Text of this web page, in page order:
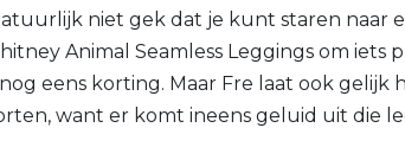
niet gek dat je kunt staren naar
Animal Seamless Leggings om iets
eens korting. Maar Fre laat ook gelijk
want er komt ineens geluid uit die